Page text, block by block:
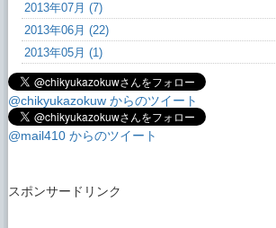
2013年07月 (7)
2013年06月 (22)
2013年05月 (1)
@chikyukazokuw からのツイート
@mail410 からのツイート
スポンサードリンク